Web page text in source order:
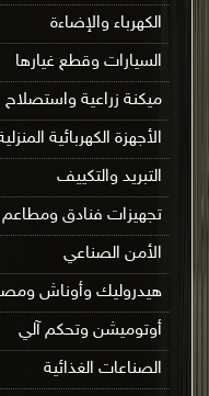
الكهرباء والإضاءة
السيارات وقطع غيارها
ميكنة زراعية واستصلاح
الأجهزة الكهربائية
التبريد والتكييف
تجهيزات فنادق ومطاعم
الأمن الصناعي
هيدروليك وأوناش
أوتوميشن وتحكم آلي
الصناعات الغذائية